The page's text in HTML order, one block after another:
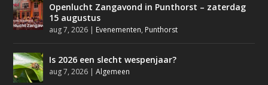
Openlucht Zangavond in Punthorst – zaterdag
15 augustus
aug 7, 2026 | Evenementen, Punthorst
Is 2026 een slecht wespenjaar?
aug 7, 2026 |Algemeen